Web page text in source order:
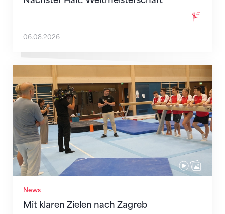
06.08.2026
News
Mit klaren Zielen nach Zagreb
Mit klaren Zielen nach Zagreb